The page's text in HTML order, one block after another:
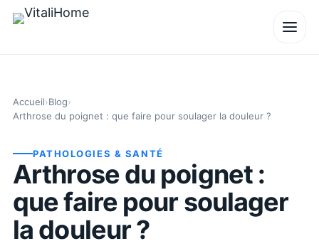
Accueil›Blog›
Arthrose du poignet : que faire pour soulager la douleur ?
PATHOLOGIES & SANTÉ
Arthrose du poignet :
que faire pour soulager
la douleur ?